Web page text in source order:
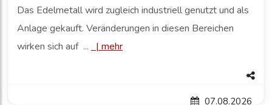
Das Edelmetall wird zugleich industriell genutzt und als
Anlage gekauft. Veränderungen in diesen Bereichen
wirken sich auf ...
| mehr
07.08.2026